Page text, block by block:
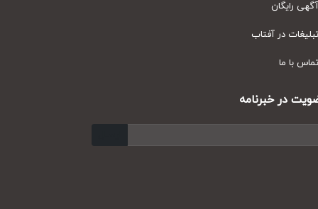
رایگان
در آفتاب
با ما
در خبرنامه